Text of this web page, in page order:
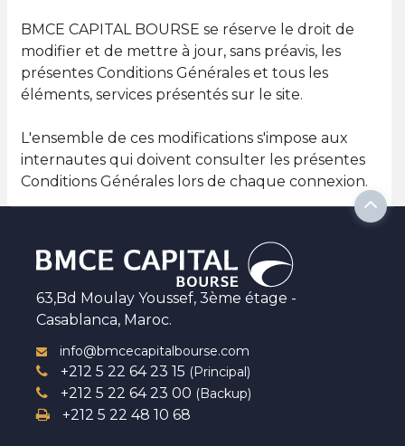
BMCE CAPITAL BOURSE se réserve le droit de
modifier et de mettre à jour, sans préavis, les
présentes Conditions Générales et tous les
éléments, services présentés sur le site.
L'ensemble de ces modifications s'impose aux
internautes qui doivent consulter les présentes
Conditions Générales lors de chaque connexion.
63,Bd Moulay Youssef, 3ème étage -
Casablanca, Maroc.
info@bmcecapitalbourse.com
+212 5 22 64 23 15 (Principal)
+212 5 22 64 23 00 (Backup)
+212 5 22 48 10 68